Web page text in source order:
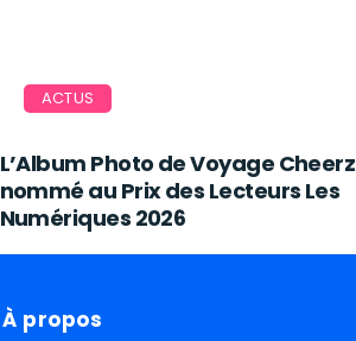
ACTUS
L’Album Photo de Voyage Cheerz
nommé au Prix des Lecteurs Les
Numériques 2026
À propos